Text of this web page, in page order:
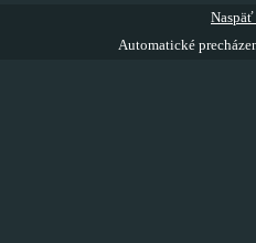
Automatické